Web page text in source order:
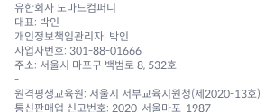
유한회사 노마드컴퍼니
대표: 박인
개인정보책임관리자: 박인
사업자번호: 301-88-01666
주소: 서울시 마포구 백범로 8, 532호
-
원격평생교육원: 서울시 서부교육지원청(제2020-13호)
통신판매업 신고번호: 2020-서울마포-1987